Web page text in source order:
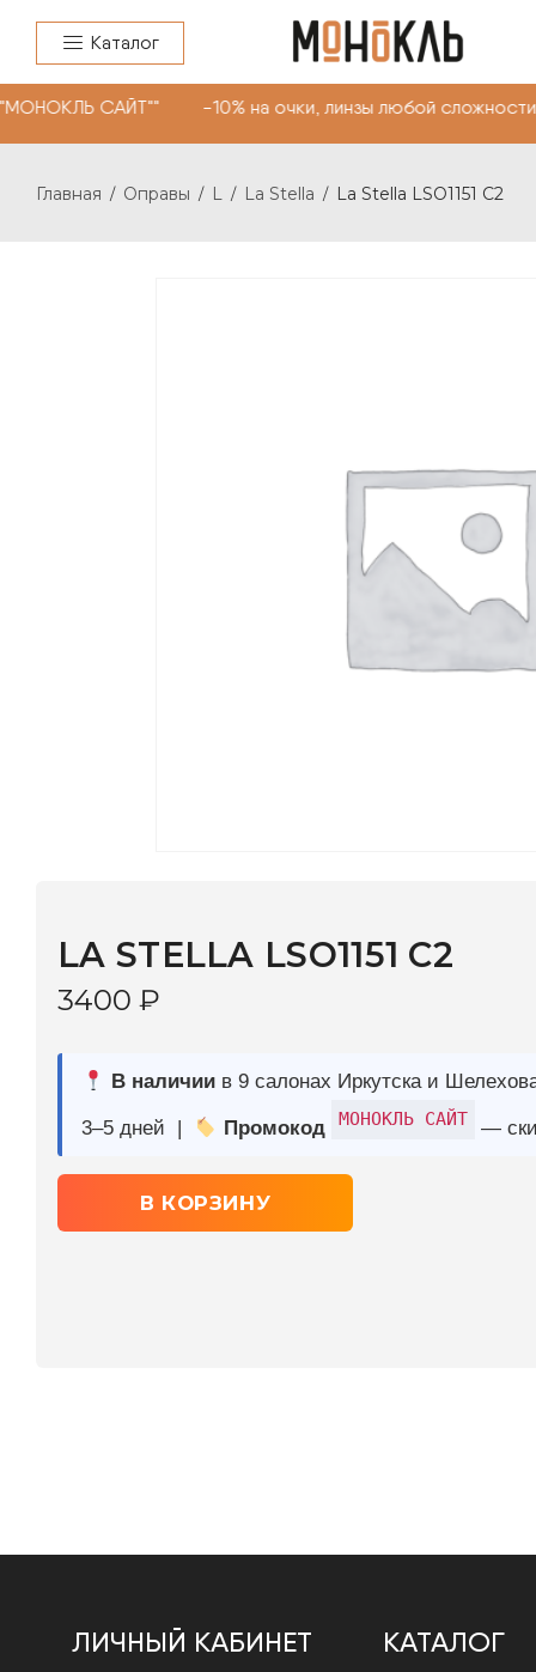
Каталог
САЙТ"" -10% на очки, линзы любой
Главная / Оправы / L / La Stella / La Stella LSO1151 C2
3–5 дней | Промокод — скидка 10%
В КОРЗИНУ
ЛИЧНЫЙ КАБИНЕТ КАТАЛОГ